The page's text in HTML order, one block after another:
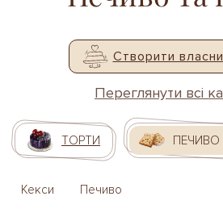
Створити
Переглянути всі
ТОРТИ ПЕЧИВО
Кекси Печиво